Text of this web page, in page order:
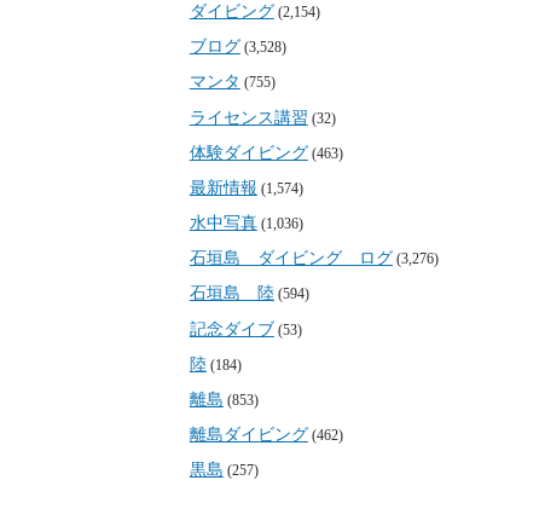
ダイビング (2,154)
ブログ (3,528)
マンタ (755)
ライセンス講習 (32)
体験ダイビング(463)
最新情報 (1,574)
水中写真(1,036)
石垣島 ダイビング ログ (3,276)
石垣島 陸(594)
記念ダイブ (53)
陸(184)
離島 (853)
離島ダイビング (462)
黒島 (257)